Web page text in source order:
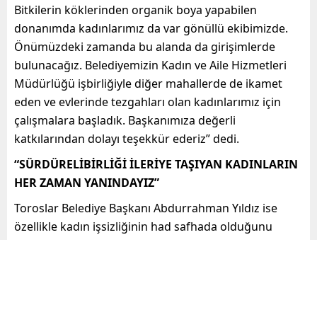
Bitkilerin köklerinden organik boya yapabilen
donanımda kadınlarımız da var gönüllü ekibimizde.
Önümüzdeki zamanda bu alanda da girişimlerde
bulunacağız. Belediyemizin Kadın ve Aile Hizmetleri
Müdürlüğü işbirliğiyle diğer mahallerde de ikamet
eden ve evlerinde tezgahları olan kadınlarımız için
çalışmalara başladık. Başkanımıza değerli
katkılarından dolayı teşekkür ederiz” dedi.
“SÜRDÜRELİBİRLİĞİ İLERİYE TAŞIYAN KADINLARIN
HER ZAMAN YANINDAYIZ”
Toroslar Belediye Başkanı Abdurrahman Yıldız ise
özellikle kadın işsizliğinin had safhada olduğunu